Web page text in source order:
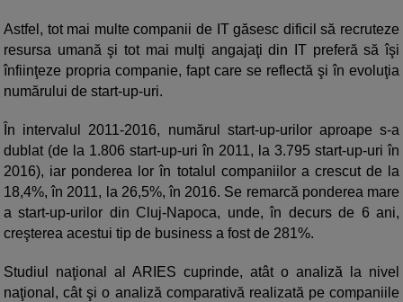
Astfel, tot mai multe companii de IT găsesc dificil să recruteze
resursa umană şi tot mai mulţi angajaţi din IT preferă să îşi
înfiinţeze propria companie, fapt care se reflectă şi în evoluţia
numărului de start-up-uri.
În intervalul 2011-2016, numărul start-up-urilor aproape s-a
dublat (de la 1.806 start-up-uri în 2011, la 3.795 start-up-uri în
2016), iar ponderea lor în totalul companiilor a crescut de la
18,4%, în 2011, la 26,5%, în 2016. Se remarcă ponderea mare
a start-up-urilor din Cluj-Napoca, unde, în decurs de 6 ani,
creşterea acestui tip de business a fost de 281%.
Studiul naţional al ARIES cuprinde, atât o analiză la nivel
naţional, cât şi o analiză comparativă realizată pe companiile